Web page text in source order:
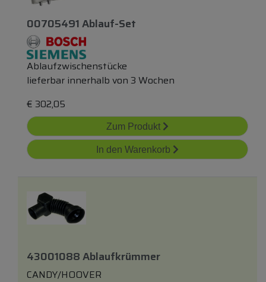
00705491 Ablauf-Set
Ablaufzwischenstücke
lieferbar innerhalb von 3 Wochen
€ 302,05
Zum Produkt
In den Warenkorb
43001088 Ablaufkrümmer
CANDY/HOOVER